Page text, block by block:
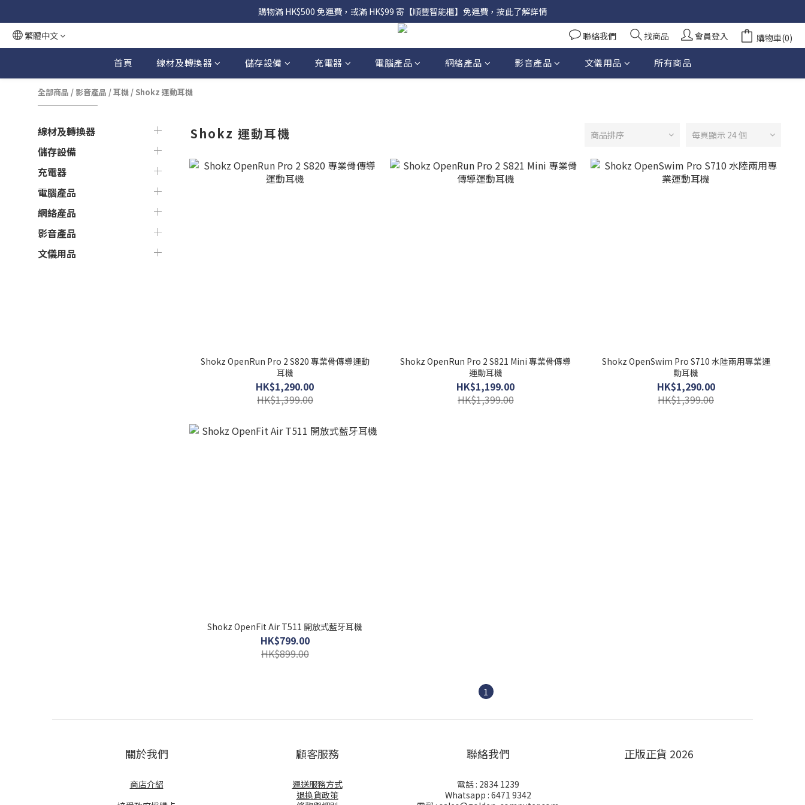
購物滿 HK$500 免運費，或滿 HK$99 寄【順豐智能櫃】免運費，按此了解詳情
繁體中文
聯絡我們 找商品 會員登入 購物車(0)
首頁 線材及轉換器 儲存設備 充電器 電腦產品 網絡產品 影音產品 文儀用品 所有商品
全部商品 /影音產品 /耳機 / Shokz 運動耳機
線材及轉換器
儲存設備
充電器
電腦產品
網絡產品
影音產品
文儀用品
Shokz 運動耳機 商品排序 每頁顯示 24 個
Shokz OpenRun Pro 2 S820 專業骨傳導運動
耳機
HK$1,290.00
HK$1,399.00
Shokz OpenRun Pro 2 S821 Mini 專業骨傳導
運動耳機
HK$1,199.00
HK$1,399.00
Shokz OpenSwim Pro S710 水陸兩用專業運
動耳機
HK$1,290.00
HK$1,399.00
Shokz OpenFit Air T511 開放式藍牙耳機
HK$799.00
HK$899.00
1
關於我們
商店介紹
顧客服務
運送服務方式
退換貨政策
聯絡我們
電話 : 2834 1239
Whatsapp : 6471 9342
正版正貨 2026